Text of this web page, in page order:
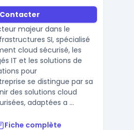
Contacter
majeur dans le
SI, spécialisé
cloud sécurisé, les
IT et les solutions de
pour
se distingue par sa
des solutions cloud
adaptées a ...
Fiche complète